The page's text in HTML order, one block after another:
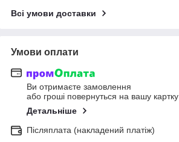
Всі умови доставки
Умови оплати
Ви отримаєте замовлення
або гроші повернуться на вашу картку
Детальніше
Післяплата (накладений платіж)